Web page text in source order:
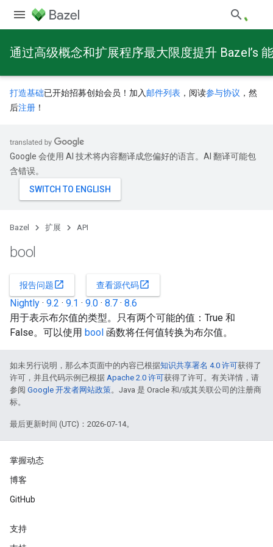
通过高级概念和扩展程序最大限度提升 Bazel’s
打造基础已开始招募创始会员！加入 邮件列表 ，阅读参与协议 ，然
后注册 ！
Google 会使用 AI 技术将内容翻译成您偏好的语言。AI 翻译可能包
含错误。
Bazel 扩展 API
bool
报告问题open_in_new 查看源代码open_in_new
Nightly · 9.2 · 9.1 · 9.0 · 8.7 · 8.6
用于表示布尔值的类型。只有两个可能的值：True 和
False。可以使用 bool 函数将任何值转换为布尔值。
如未另行说明，那么本页面中的内容已根据知识共享署名 4.0 许可获得了
许可，并且代码示例已根据 Apache 2.0 许可获得了许可。有关详情，请
参阅 Google 开发者网站政策。Java 是 Oracle 和/或其关联公司的注册商
标。
最后更新时间 (UTC)：2026-07-14。
掌握动态
博客
GitHub
支持